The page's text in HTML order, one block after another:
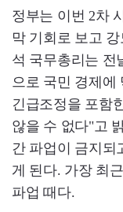
정부는 이번 2차
막 기회로 보고
석 국무총리는 전
으로 국민 경제에
긴급조정을 포함
않을 수 없다"고
간 파업이 금지되
게 된다. 가장 최
파업 때다.